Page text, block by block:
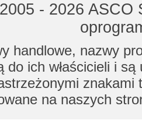
- 2026
handlowe, nazwy
do ich właścicieli i
znakami
na naszych